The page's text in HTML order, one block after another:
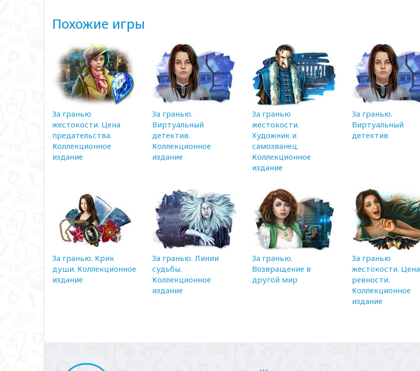
Похожие игры
За гранью
жестокости. Цена
предательства.
Коллекционное
издание
За гранью.
Виртуальный
детектив.
Коллекционное
издание
За гранью
жестокости.
Художник и
самозванец.
Коллекционное
издание
За гранью.
Виртуальный
детектив
За гранью. Крик
души. Коллекционное
издание
За гранью. Линии
судьбы.
Коллекционное
издание
За гранью.
Возвращение в
другой мир
За гранью
жестокости. Цена
ревности.
Коллекционное
издание